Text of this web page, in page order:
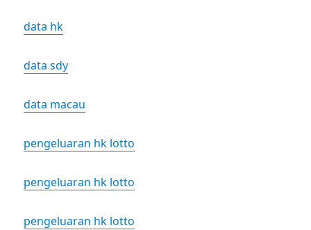
data hk
data sdy
data macau
pengeluaran hk lotto
pengeluaran hk lotto
pengeluaran hk lotto